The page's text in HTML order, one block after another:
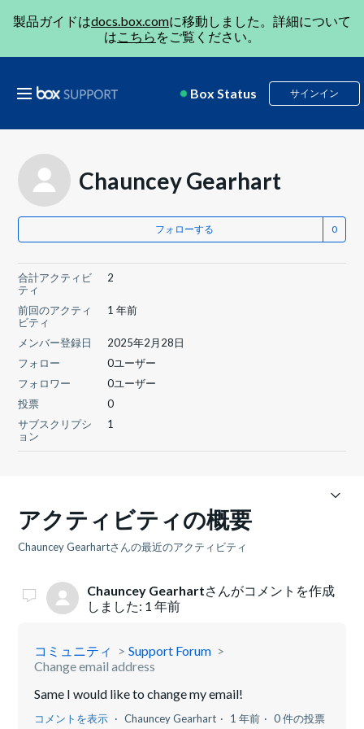
製品ガイドはdocs.box.comに移動しました。詳細について
はこちら をご覧ください。
Box Status サインイン
Chauncey Gearhart
フォローする
合計アクティビ
ティ
2
前回のアクティ
ビティ
1 年前
メンバー登録日
2025年2月28日
フォロー
0ユーザー
フォロワー
0ユーザー
投票
0
サブスクリプシ
ョン
1
アクティビティの概要
Chauncey Gearhartさんの最近のアクティビティ
Chauncey Gearhartさんがコメントを作成
しました: 1 年前
コミュニティ
Support Forum
Change email address
Same I would like to change my email!
コメントを表示 Chauncey Gearhart 1 年前 0 件の投票